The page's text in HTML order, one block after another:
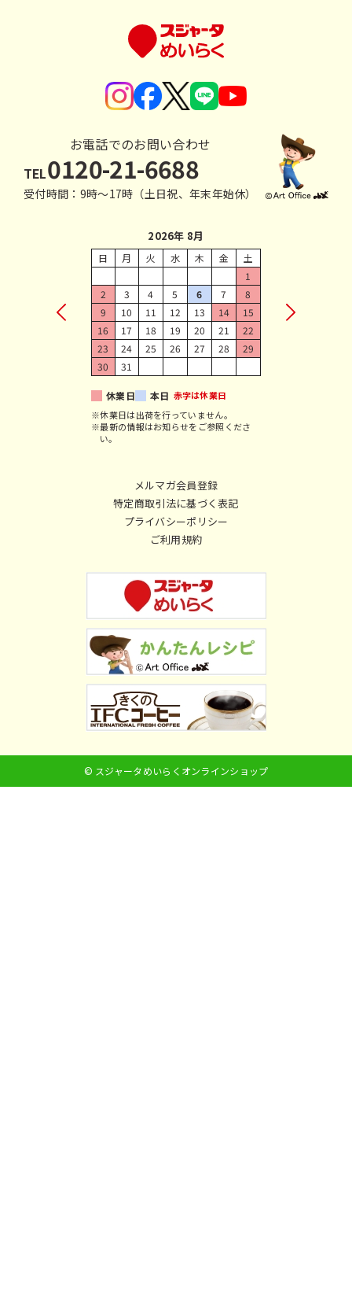
お電話でのお問い合わせ
TEL0120-21-6688
受付時間：9時〜17時（土日祝、年末年始休）
メルマガ会員登録
特定商取引法に基づく表記
プライバシーポリシー
ご利用規約
2026年 8月
日 月 火 水 木 金
土
1
2
3 4 5 6 7
8
9
10 11 12 13 14
15
16
17 18 19 20 21
22
23
24 25 26 27 28
29
30
31
休業日 本日 赤字は休業日
※休業日は出荷を行っていません。
※最新の情報はお知らせをご参照くださ
い。
© スジャータめいらくオンラインショップ